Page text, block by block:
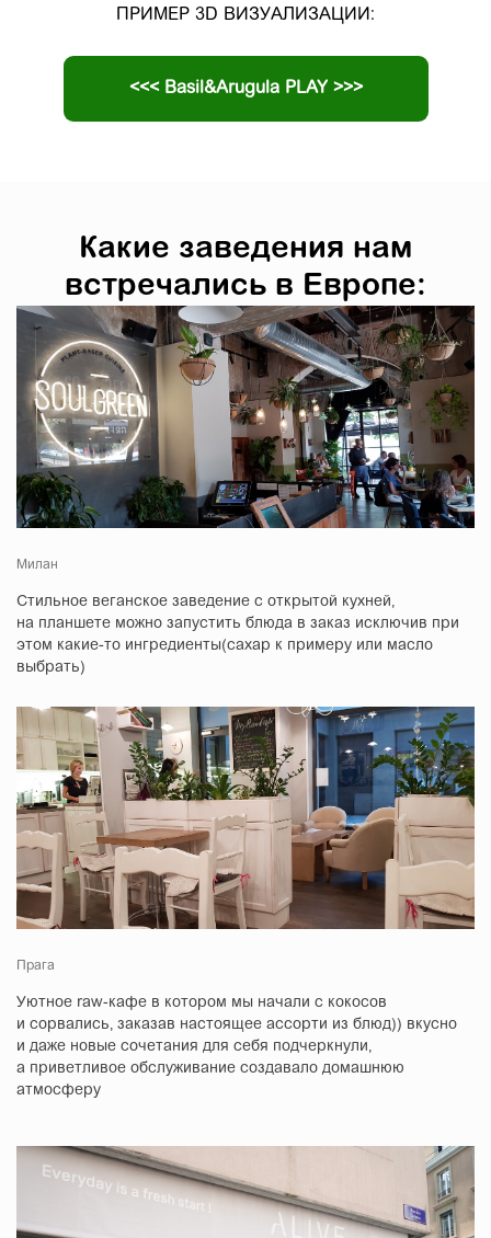
ПРИМЕР 3D ВИЗУАЛИЗАЦИИ:
<<< Basil&Arugula PLAY >>>
Какие заведения нам
встречались в Европе:
Милан
Стильное веганское заведение с открытой кухней,
на планшете можно запустить блюда в заказ исключив при
этом какие-то ингредиенты(сахар к примеру или масло
выбрать)
Прага
Уютное raw-кафе в котором мы начали с кокосов
и сорвались, заказав настоящее ассорти из блюд)) вкусно
и даже новые сочетания для себя подчеркнули,
а приветливое обслуживание создавало домашнюю
атмосферу